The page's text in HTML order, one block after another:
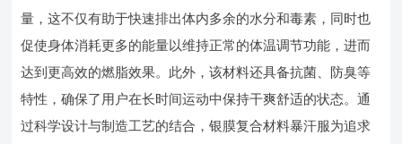
量，这不仅有助于快速排出体内多余的水分和毒素，同时也
促使身体消耗更多的能量以维持正常的体温调节功能，进而
达到更高效的燃脂效果。此外，该材料还具备抗菌、防臭等
特性，确保了用户在长时间运动中保持干爽舒适的状态。通
过科学设计与制造工艺的结合，银膜复合材料暴汗服为追求